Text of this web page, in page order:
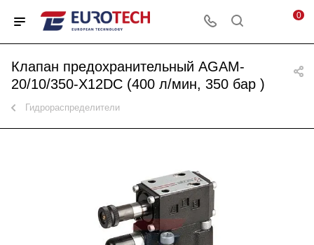
0
Клапан предохранительный AGAM-
20/10/350-Х12DC (400 л/мин, 350 бар )
Гидрораспределители